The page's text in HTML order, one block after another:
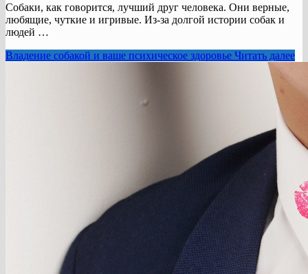
Собаки, как говорится, лучший друг человека. Они верные,
любящие, чуткие и игривые. Из-за долгой истории собак и
людей …
Владение собакой и ваше психическое здоровье Читать далее